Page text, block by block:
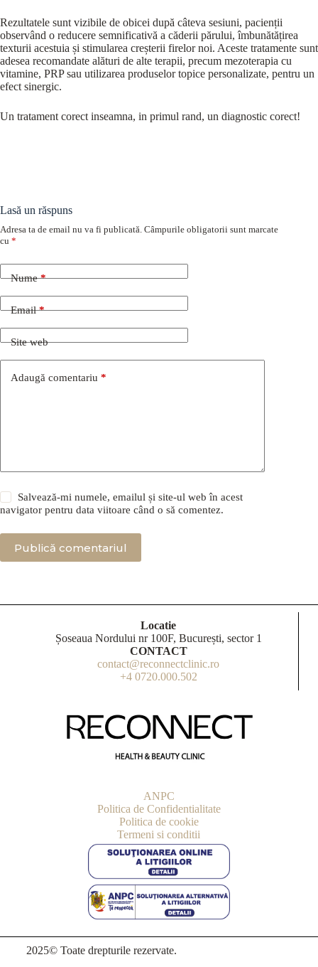
Rezultatele sunt vizibile de obicei după câteva sesiuni, pacienții
observând o reducere semnificativă a căderii părului, îmbunătățirea
texturii acestuia și stimularea creșterii firelor noi. Aceste tratamente sunt
adesea recomandate alături de alte terapii, precum mezoterapia cu
vitamine, PRP sau utilizarea produselor topice personalizate, pentru un
efect sinergic.
Un tratament corect inseamna, in primul rand, un diagnostic corect!
Lasă un răspuns
Adresa ta de email nu va fi publicată. Câmpurile obligatorii sunt marcate
cu *
Nume*
Email*
Site web
Adaugă comentariu *
Salvează-mi numele, emailul și site-ul web în acest
navigator pentru data viitoare când o să comentez.
Publică comentariul
Locatie
Șoseaua Nordului nr 100F, București, sector 1
CONTACT
contact@reconnectclinic.ro
+4 0720.000.502
ANPC
Politica de Confidentialitate
Politica de cookie
Termeni si conditii
2025© Toate drepturile rezervate.